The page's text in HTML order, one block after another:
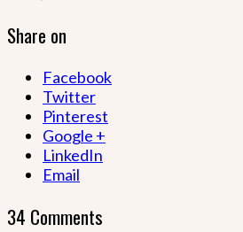
Share on
Facebook
Twitter
Pinterest
Google +
LinkedIn
Email
34 Comments